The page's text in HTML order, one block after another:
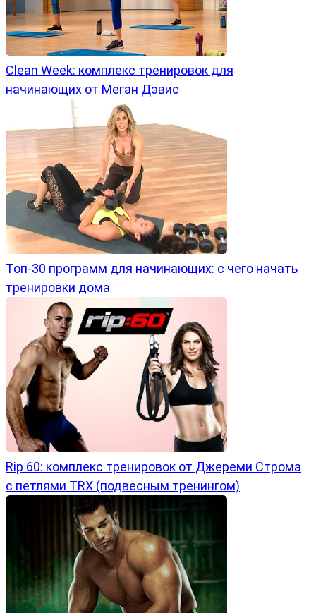
Clean Week: комплекс тренировок для
начинающих от Меган Дэвис
Топ-30 программ для начинающих: с чего начать
тренировки дома
Rip 60: комплекс тренировок от Джереми Строма
с петлями TRX (подвесным тренингом)